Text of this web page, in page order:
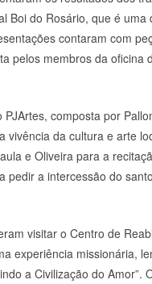
Boi do Rosário, que é
contaram com
pelos membros da oficina
composta por
vivência da cultura e arte
e Oliveira para a
pedir a intercessão do
visitar o Centro de
experiência missionária,
a Civilização do